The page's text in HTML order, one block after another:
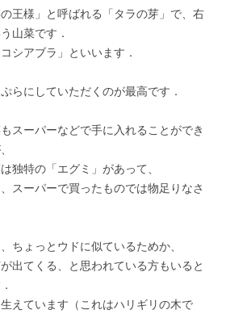
王様」と呼ばれる「タラの芽」で、右
山菜です．
シアブラ」といいます．
らにしていただくのが最高です．
スーパーなどで手に入れることができ
独特の「エグミ」があって、
スーパーで買ったものでは物足りなさ
ちょっとウドに似ているためか、
出てくる、と思われている方もいると
えています（これはハリギリの木で